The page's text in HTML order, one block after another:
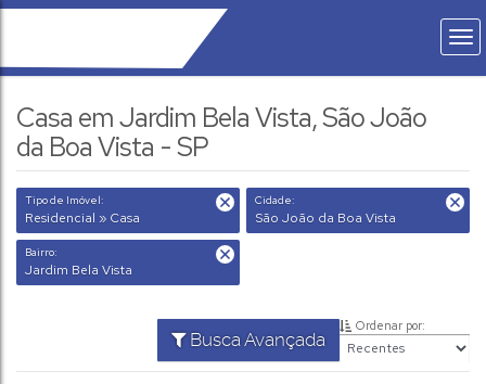
Casa em Jardim Bela Vista, São João
da Boa Vista - SP
Tipo de Imóvel:
Residencial » Casa
Cidade:
São João da Boa Vista
Bairro:
Jardim Bela Vista
Busca Avançada
Ordenar por: